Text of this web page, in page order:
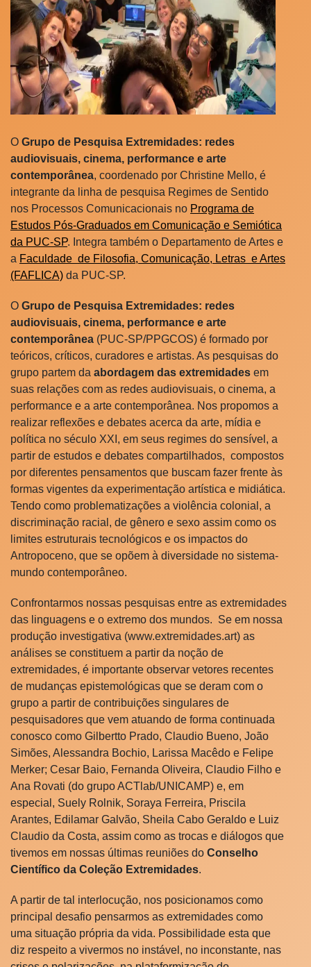
O Grupo de Pesquisa Extremidades: redes
audiovisuais, cinema, performance e arte
contemporânea, coordenado por Christine Mello, é
integrante da linha de pesquisa Regimes de Sentido
nos Processos Comunicacionais no Programa de
Estudos Pós-Graduados em Comunicação e Semiótica
da PUC-SP. Integra também o Departamento de Artes e
a Faculdade de Filosofia, Comunicação, Letras e Artes
(FAFLICA) da PUC-SP.
O Grupo de Pesquisa Extremidades: redes
audiovisuais, cinema, performance e arte
contemporânea (PUC-SP/PPGCOS) é formado por
teóricos, críticos, curadores e artistas. As pesquisas do
grupo partem da abordagem das extremidades em
suas relações com as redes audiovisuais, o cinema, a
performance e a arte contemporânea. Nos propomos a
realizar reflexões e debates acerca da arte, mídia e
política no século XXI, em seus regimes do sensível, a
partir de estudos e debates compartilhados, compostos
por diferentes pensamentos que buscam fazer frente às
formas vigentes da experimentação artística e midiática.
Tendo como problematizações a violência colonial, a
discriminação racial, de gênero e sexo assim como os
limites estruturais tecnológicos e os impactos do
Antropoceno, que se opõem à diversidade no sistema-
mundo contemporâneo.
Confrontarmos nossas pesquisas entre as extremidades
das linguagens e o extremo dos mundos. Se em nossa
produção investigativa (www.extremidades.art) as
análises se constituem a partir da noção de
extremidades, é importante observar vetores recentes
de mudanças epistemológicas que se deram com o
grupo a partir de contribuições singulares de
pesquisadores que vem atuando de forma continuada
conosco como Gilbertto Prado, Claudio Bueno, João
Simões, Alessandra Bochio, Larissa Macêdo e Felipe
Merker; Cesar Baio, Fernanda Oliveira, Claudio Filho e
Ana Rovati (do grupo ACTlab/UNICAMP) e, em
especial, Suely Rolnik, Soraya Ferreira, Priscila
Arantes, Edilamar Galvão, Sheila Cabo Geraldo e Luiz
Claudio da Costa, assim como as trocas e diálogos que
tivemos em nossas últimas reuniões do Conselho
Científico da Coleção Extremidades.
A partir de tal interlocução, nos posicionamos como
principal desafio pensarmos as extremidades como
uma situação própria da vida. Possibilidade esta que
diz respeito a vivermos no instável, no inconstante, nas